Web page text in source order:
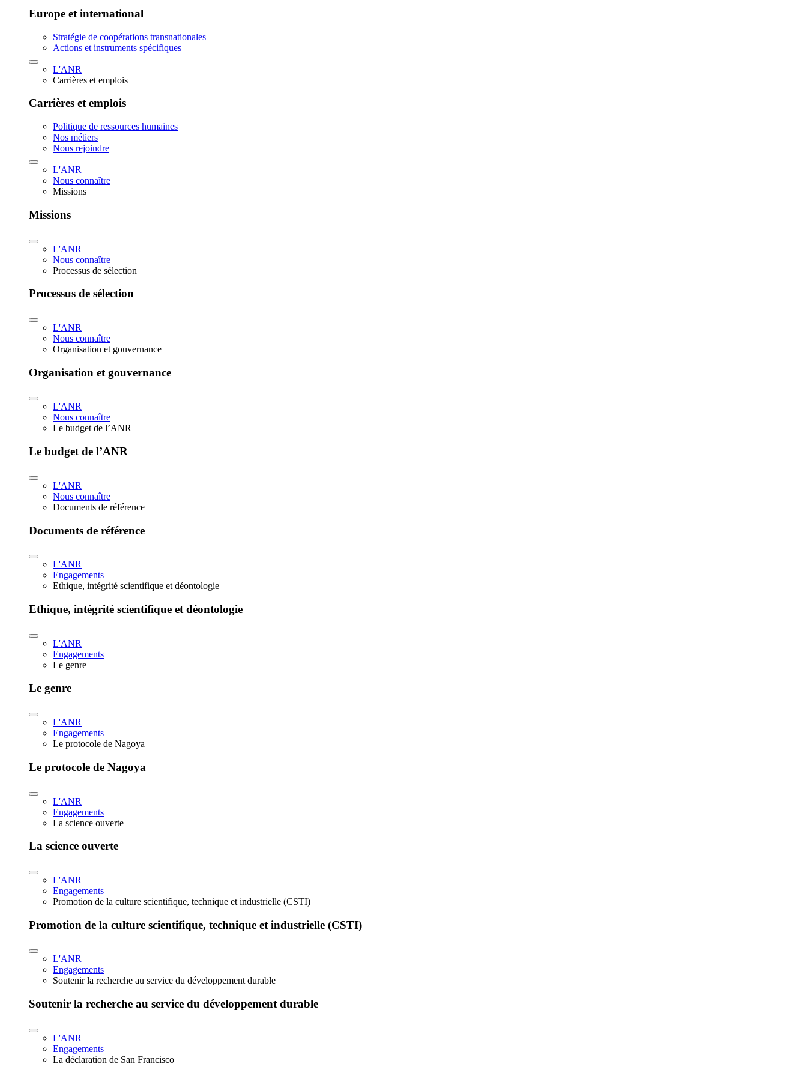
Europe et international
Stratégie de coopérations transnationales
Actions et instruments spécifiques
L'ANR
Carrières et emplois
Carrières et emplois
Politique de ressources humaines
Nos métiers
Nous rejoindre
L'ANR
Nous connaître
Missions
Missions
L'ANR
Nous connaître
Processus de sélection
Processus de sélection
L'ANR
Nous connaître
Organisation et gouvernance
Organisation et gouvernance
L'ANR
Nous connaître
Le budget de l’ANR
Le budget de l’ANR
L'ANR
Nous connaître
Documents de référence
Documents de référence
L'ANR
Engagements
Ethique, intégrité scientifique et déontologie
Ethique, intégrité scientifique et déontologie
L'ANR
Engagements
Le genre
Le genre
L'ANR
Engagements
Le protocole de Nagoya
Le protocole de Nagoya
L'ANR
Engagements
La science ouverte
La science ouverte
L'ANR
Engagements
Promotion de la culture scientifique, technique et industrielle (CSTI)
Promotion de la culture scientifique, technique et industrielle (CSTI)
L'ANR
Engagements
Soutenir la recherche au service du développement durable
Soutenir la recherche au service du développement durable
L'ANR
Engagements
La déclaration de San Francisco